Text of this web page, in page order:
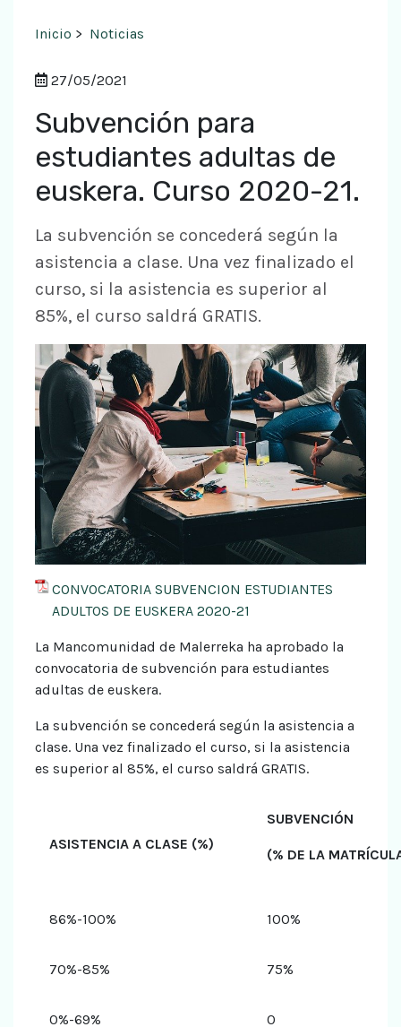
Inicio > Noticias
27/05/2021
Subvención para
estudiantes adultas de
euskera. Curso 2020-21.
La subvención se concederá según la
asistencia a clase. Una vez finalizado el
curso, si la asistencia es superior al
85%, el curso saldrá GRATIS.
CONVOCATORIA SUBVENCION ESTUDIANTES
ADULTOS DE EUSKERA 2020-21
La Mancomunidad de Malerreka ha aprobado la
convocatoria de subvención para estudiantes
adultas de euskera.
La subvención se concederá según la asistencia a
clase. Una vez finalizado el curso, si la asistencia
es superior al 85%, el curso saldrá GRATIS.
ASISTENCIA A CLASE (%)
SUBVENCIÓN
(% DE LA
86%-100% 100%
70%-85% 75%
0%-69% 0